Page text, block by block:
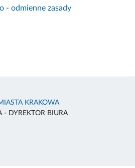
- odmienne zasady
KRAKOWA
- DYREKTOR BIURA